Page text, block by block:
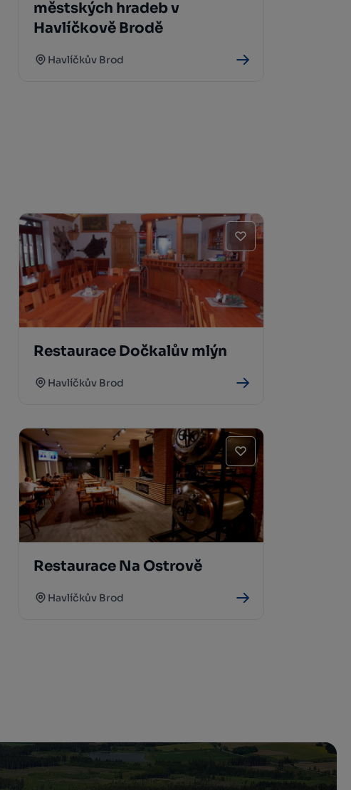
městských hradeb v
Havlíčkově Brodě
Havlíčkův Brod
Restaurace Dočkalův mlýn
Havlíčkův Brod
Restaurace Na Ostrově
Havlíčkův Brod